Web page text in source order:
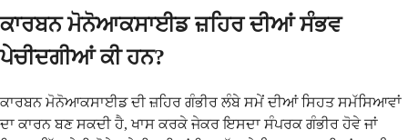
ਕਾਰਬਨ ਮੋਨੋਆਕਸਾਈਡ ਜ਼ਹਿਰ ਦੀਆਂ ਸੰਭਵ
ਪੇਚੀਦਗੀਆਂ ਕੀ ਹਨ?
ਕਾਰਬਨ ਮੋਨੋਆਕਸਾਈਡ ਦੀ ਜ਼ਹਿਰ ਗੰਭੀਰ ਲੰਬੇ ਸਮੇਂ ਦੀਆਂ ਸਿਹਤ ਸਮੱਸਿਆਵਾਂ
ਦਾ ਕਾਰਨ ਬਣ ਸਕਦੀ ਹੈ, ਖਾਸ ਕਰਕੇ ਜੇਕਰ ਇਸਦਾ ਸੰਪਰਕ ਗੰਭੀਰ ਹੋਵੇ ਜਾਂ